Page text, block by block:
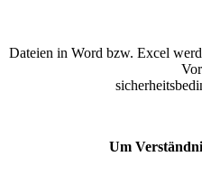
Dateien in Word bzw. Excel
Um